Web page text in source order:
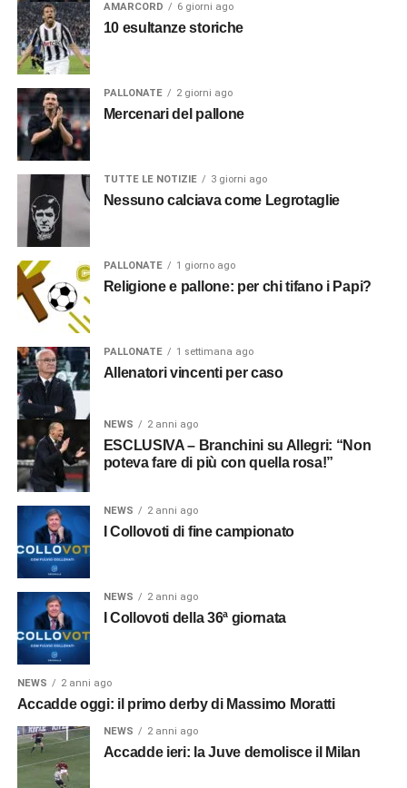
AMARCORD 6 giorni ago
10 esultanze storiche
PALLONATE 2 giorni ago
Mercenari del pallone
TUTTE LE NOTIZIE 3 giorni ago
Nessuno calciava come Legrotaglie
PALLONATE 1 giorno ago
Religione e pallone: per chi tifano i Papi?
PALLONATE 1 settimana ago
Allenatori vincenti per caso
NEWS 2 anni ago
ESCLUSIVA – Branchini su Allegri: “Non
poteva fare di più con quella rosa!”
NEWS 2 anni ago
I Collovoti di fine campionato
NEWS 2 anni ago
I Collovoti della 36ª giornata
NEWS 2 anni ago
Accadde oggi: il primo derby di Massimo Moratti
NEWS 2 anni ago
Accadde ieri: la Juve demolisce il Milan